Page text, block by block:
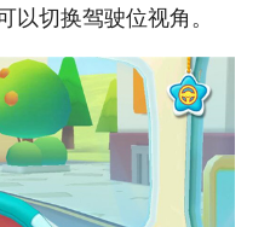
以切换驾驶位视角。